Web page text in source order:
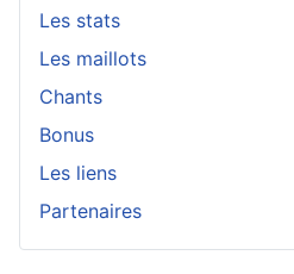
Les stats
Les maillots
Chants
Bonus
Les liens
Partenaires